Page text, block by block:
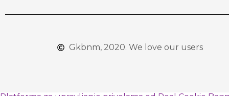
Gkbnm, 2020. We love our users